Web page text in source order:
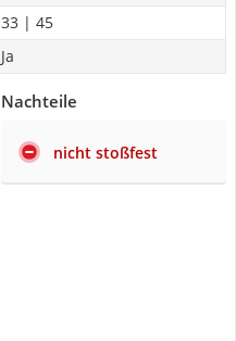
33 | 45
Ja
Nachteile
nicht stoßfest